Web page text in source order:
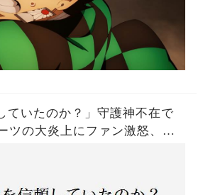
ていたのか？」守護神不在で
ツの大炎上にファン激怒、ド